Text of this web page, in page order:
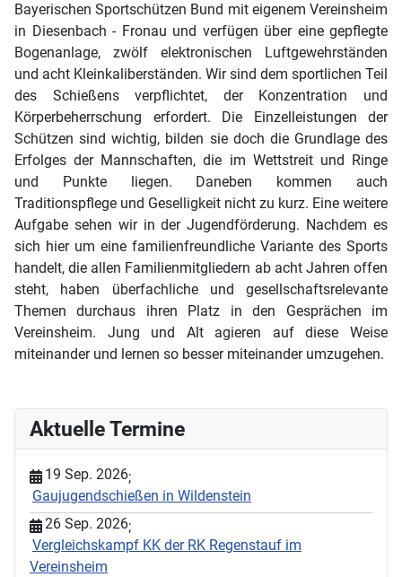
Bayerischen Sportschützen Bund mit eigenem Vereinsheim
in Diesenbach - Fronau und verfügen über eine gepflegte
Bogenanlage, zwölf elektronischen Luftgewehrständen
und acht Kleinkaliberständen. Wir sind dem sportlichen Teil
des Schießens verpflichtet, der Konzentration und
Körperbeherrschung erfordert. Die Einzelleistungen der
Schützen sind wichtig, bilden sie doch die Grundlage des
Erfolges der Mannschaften, die im Wettstreit und Ringe
und Punkte liegen. Daneben kommen auch
Traditionspflege und Geselligkeit nicht zu kurz. Eine weitere
Aufgabe sehen wir in der Jugendförderung. Nachdem es
sich hier um eine familienfreundliche Variante des Sports
handelt, die allen Familienmitgliedern ab acht Jahren offen
steht, haben überfachliche und gesellschaftsrelevante
Themen durchaus ihren Platz in den Gesprächen im
Vereinsheim. Jung und Alt agieren auf diese Weise
miteinander und lernen so besser miteinander umzugehen.
Aktuelle Termine
19 Sep. 2026;
Gaujugendschießen in Wildenstein
26 Sep. 2026;
Vergleichskampf KK der RK Regenstauf im
Vereinsheim